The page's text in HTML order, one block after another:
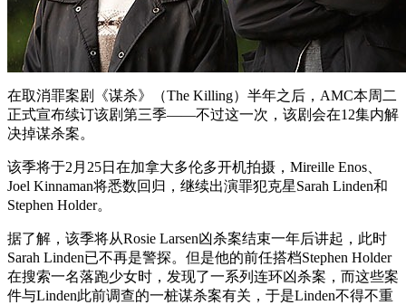
在取消罪案剧《谋杀》（The Killing）半年之后，AMC本周二
正式宣布续订该剧第三季——不过这一次，该剧会在12集内解
决掉谋杀案。
该季将于2月25日在加拿大多伦多开机拍摄，Mireille Enos、
Joel Kinnaman将悉数回归，继续出演罪犯克星Sarah Linden和
Stephen Holder。
据了解，该季将从Rosie Larsen凶杀案结束一年后讲起，此时
Sarah Linden已不再是警探。但是他的前任搭档Stephen Holder
在搜索一名落跑少女时，发现了一系列连环凶杀案，而这些案
件与Linden此前调查的一桩谋杀案有关，于是Linden不得不重